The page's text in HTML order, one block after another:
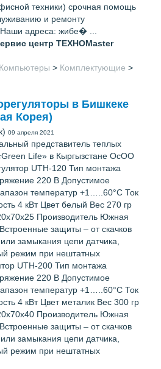
техники) срочная помощь
и ремонту
адреса: жибе� ...
центр ТЕХНОМaster
Компьютеры > Комплектующие >
в Бишкеке
Корея)
09 апреля 2021
представитель теплых
Life» в Кыргызстане ОсОО
UTH-120 Тип монтажа
220 В Допустимое
температур +1…..60°С Ток
4 кВт Цвет белый Вес 270 гр
Производитель Южная
защиты – от скачков
замыкания цепи датчика,
режим при нештатных
UTH-200 Тип монтажа
220 В Допустимое
температур +1…..60°С Ток
4 кВт Цвет металик Вес 300 гр
Производитель Южная
защиты – от скачков
замыкания цепи датчика,
режим при нештатных